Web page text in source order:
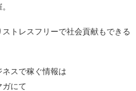
トレスフリーで社会貢献もできる
スで稼ぐ情報は
ガにて